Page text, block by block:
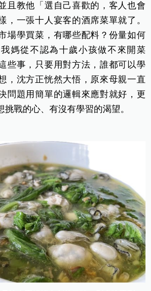
且教他「選自己喜歡的，客人也會
，一張十人宴客的酒席菜單就了。
場學買菜，有哪些配料？份量如何
媽從不認為十歲小孩做不來開菜
些事，只要用對方法，誰都可以學
，沈方正恍然大悟，原來母親一直
問題用簡單的邏輯來應對就好，更
挑戰的心、有沒有學習的渴望。